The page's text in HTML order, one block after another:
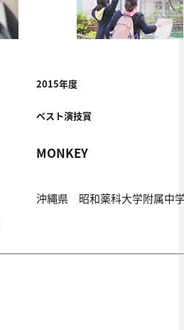
2015年度
ベスト演技賞
MONKEY
沖縄県 昭和薬科大学附属中